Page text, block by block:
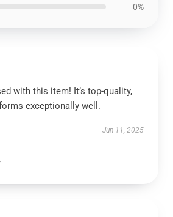
0%
with this item! It’s top-quality,
exceptionally well.
Jun 11, 2025